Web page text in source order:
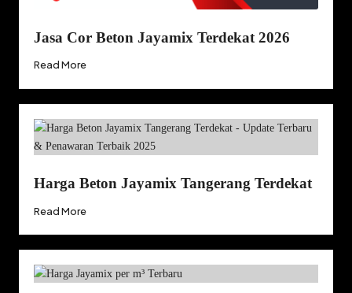
Jasa Cor Beton Jayamix Terdekat 2026
Read More
Harga Beton Jayamix Tangerang Terdekat
Read More